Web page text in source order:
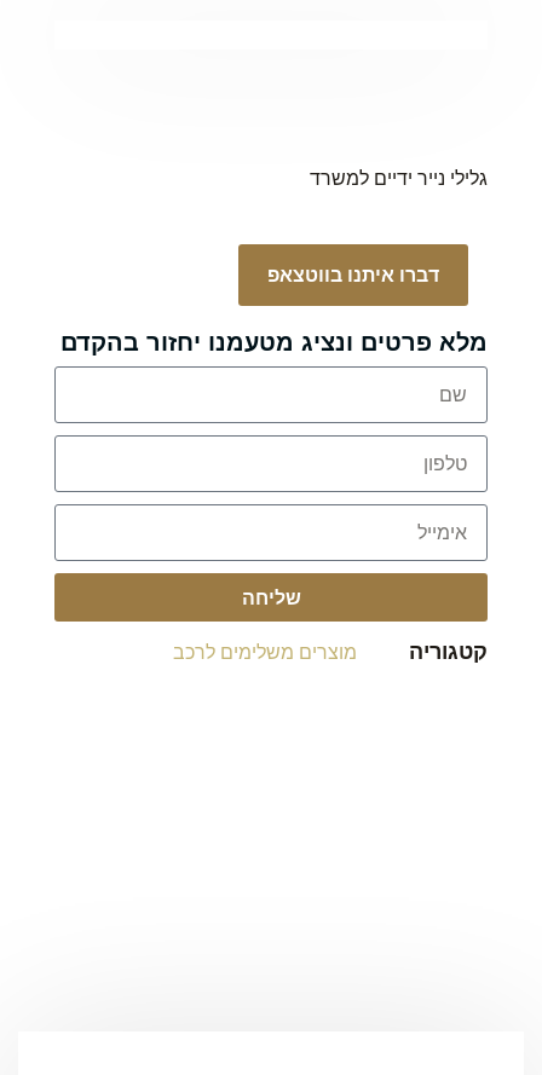
גלילי נייר ידיים למשרד
דברו איתנו בווטצאפ
מלא פרטים ונציג מטעמנו יחזור בהקדם
שליחה
קטגוריה מוצרים משלימים לרכב